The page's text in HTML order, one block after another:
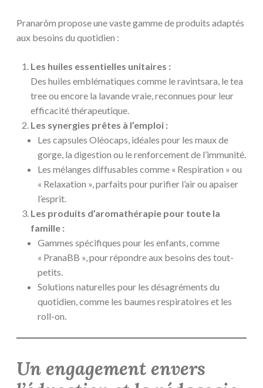
Pranarôm propose une vaste gamme de produits adaptés
aux besoins du quotidien :
Les huiles essentielles unitaires :
Des huiles emblématiques comme le ravintsara, le tea
tree ou encore la lavande vraie, reconnues pour leur
efficacité thérapeutique.
Les synergies prêtes à l’emploi :
Les capsules Oléocaps, idéales pour les maux de
gorge, la digestion ou le renforcement de l’immunité.
Les mélanges diffusables comme « Respiration » ou
« Relaxation », parfaits pour purifier l’air ou apaiser
l’esprit.
Les produits d’aromathérapie pour toute la
famille :
Gammes spécifiques pour les enfants, comme
« PranaBB », pour répondre aux besoins des tout-
petits.
Solutions naturelles pour les désagréments du
quotidien, comme les baumes respiratoires et les
roll-on.
Un engagement envers